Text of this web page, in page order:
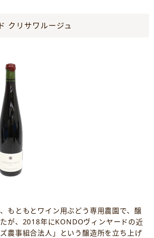
クリサワルージュ
もともとワイン用ぶどう専用農園で、醸
が、2018年にKONDOヴィンヤードの近
農事組合法人」という醸造所を立ち上げ